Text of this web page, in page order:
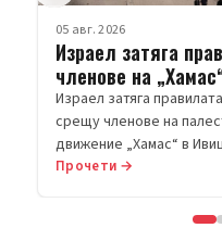
05 авг. 2026
Израел затяга
членове на
Израел затяга
срещу членове на
движение „Хамас“ в
Прочети →